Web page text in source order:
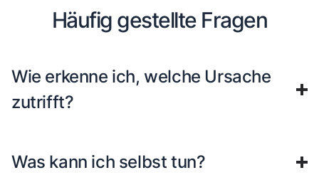
Häufig gestellte Fragen
Wie erkenne ich, welche Ursache
zutrifft?
Was kann ich selbst tun?